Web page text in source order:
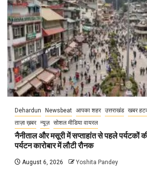
Dehardun Newsbeat आपका शहर उत्तराखंड खबर
ताज़ा ख़बर न्यूज़ सोशल मीडिया वायरल
नैनीताल और मसूरी में सप्ताहांत से पहले पर्यटकों
पर्यटन कारोबार में लौटी रौनक
August 6, 2026 Yoshita Pandey